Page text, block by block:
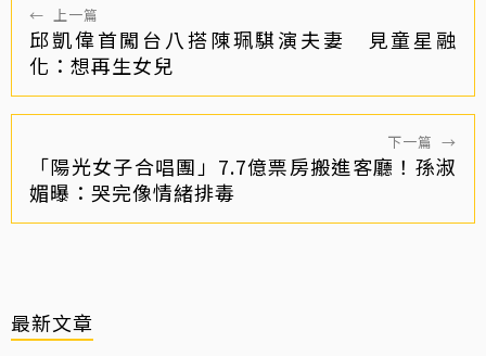
← 上一篇
邱凱偉首闖台八搭陳珮騏演夫妻 見童星融
化：想再生女兒
下一篇 →
「陽光女子合唱團」7.7億票房搬進客廳！孫淑
媚曝：哭完像情緒排毒
最新文章